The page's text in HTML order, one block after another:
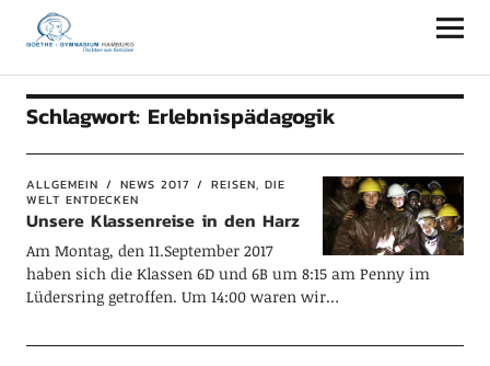
Goethe-Gymnasium Hamburg
Schlagwort: Erlebnispädagogik
ALLGEMEIN NEWS 2017
REISEN, DIE
WELT ENTDECKEN
Unsere Klassenreise in den Harz
Am Montag, den 11.September 2017
haben sich die Klassen 6D und 6B um 8:15 am Penny im
Lüdersring getroffen. Um 14:00 waren wir…